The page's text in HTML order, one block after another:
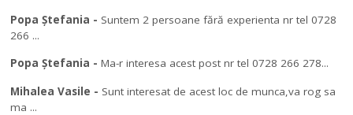
Popa Ștefania - Suntem 2 persoane fără experienta nr tel 0728
266 ...
Popa Ștefania -Ma-r interesa acest post nr tel 0728 266 278...
Mihalea Vasile - Sunt interesat de acest loc de munca,va rog sa
ma ...